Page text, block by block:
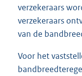
verzekeraars
verzekeraars
van de
Voor het